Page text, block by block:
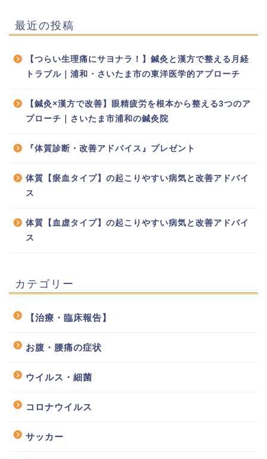
最近の投稿
【つらい生理痛にサヨナラ！】鍼灸と漢方で整える月経
トラブル｜浦和・さいたま市の東洋医学的アプローチ
【鍼灸×漢方で改善】眼精疲労を根本から整える3つのア
プローチ｜さいたま市浦和の鍼灸院
『体質診断・改善アドバイス』プレゼント
体質【瘀血タイプ】の起こりやすい病気と改善アドバイ
ス
体質【血虚タイプ】の起こりやすい病気と改善アドバイ
ス
カテゴリー
【治療・臨床報告】
お腹・腰痛の症状
ウイルス・細菌
コロナウイルス
サッカー